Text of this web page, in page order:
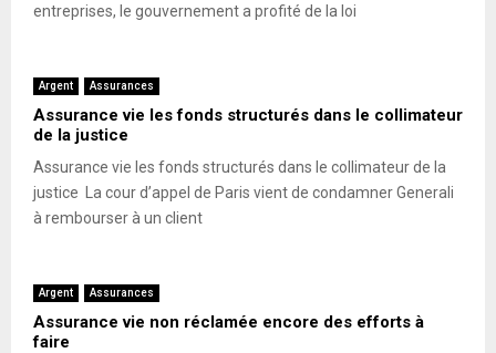
entreprises, le gouvernement a profité de la loi
Argent Assurances
Assurance vie les fonds structurés dans le collimateur
de la justice
Assurance vie les fonds structurés dans le collimateur de la
justice La cour d’appel de Paris vient de condamner Generali
à rembourser à un client
Argent Assurances
Assurance vie non réclamée encore des efforts à
faire